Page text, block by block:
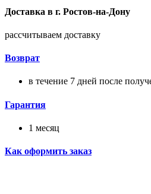
Доставка в г. Ростов-на-Дону
рассчитываем доставку
Возврат
в течение 7 дней после
Гарантия
1 месяц
Как оформить заказ